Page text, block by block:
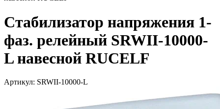
Стабилизатор напряжения 1-
фаз. релейный SRWII-10000-
L навесной RUCELF
Артикул: SRWII-10000-L